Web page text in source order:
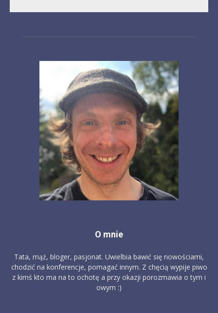
O mnie
Tata, mąż, bloger, pasjonat. Uwielbia bawić się nowościami,
chodzić na konferencje, pomagać innym. Z chęcią wypije piwo
z kimś kto ma na to ochotę a przy okazji porozmawia o tym i
owym :)